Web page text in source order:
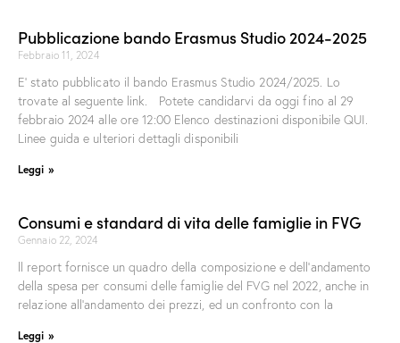
Pubblicazione bando Erasmus Studio 2024-2025
Febbraio 11, 2024
E’ stato pubblicato il bando Erasmus Studio 2024/2025. Lo
trovate al seguente link. Potete candidarvi da oggi fino al 29
febbraio 2024 alle ore 12:00 Elenco destinazioni disponibile QUI.
Linee guida e ulteriori dettagli disponibili
Leggi »
Consumi e standard di vita delle famiglie in FVG
Gennaio 22, 2024
ll report fornisce un quadro della composizione e dell’andamento
della spesa per consumi delle famiglie del FVG nel 2022, anche in
relazione all’andamento dei prezzi, ed un confronto con la
Leggi »